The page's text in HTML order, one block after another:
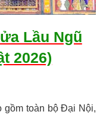
Lầu Ngũ
2026)
gồm toàn bộ Đại Nội,